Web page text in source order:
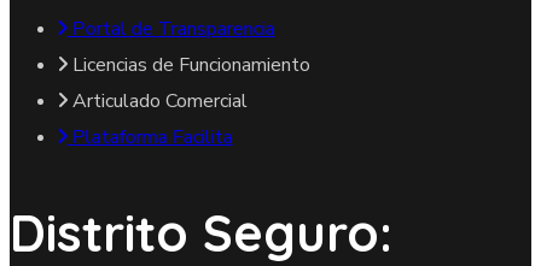
Portal de Transparencia
Licencias de Funcionamiento
Articulado Comercial
Plataforma Facilita
Distrito Seguro: